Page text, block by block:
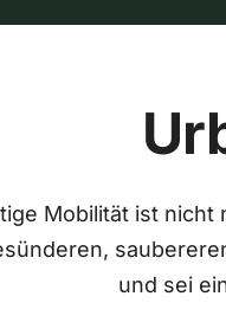
Mobilität ist nicht
und sei